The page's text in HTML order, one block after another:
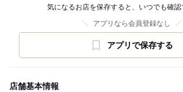
気になるお店を保存すると、いつでも確認
アプリなら会員登録なし
アプリで保存する
店舗基本情報